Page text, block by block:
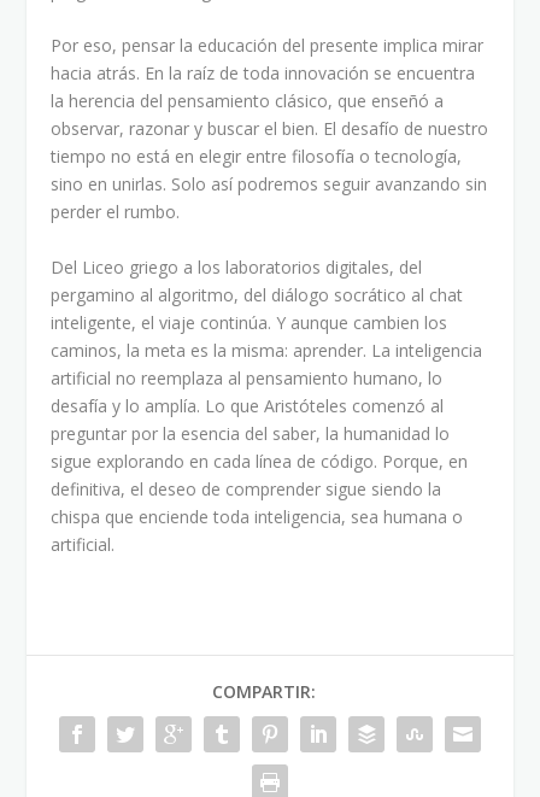
Por eso, pensar la educación del presente implica mirar
hacia atrás. En la raíz de toda innovación se encuentra
la herencia del pensamiento clásico, que enseñó a
observar, razonar y buscar el bien. El desafío de nuestro
tiempo no está en elegir entre filosofía o tecnología,
sino en unirlas. Solo así podremos seguir avanzando sin
perder el rumbo.
Del Liceo griego a los laboratorios digitales, del
pergamino al algoritmo, del diálogo socrático al chat
inteligente, el viaje continúa. Y aunque cambien los
caminos, la meta es la misma: aprender. La inteligencia
artificial no reemplaza al pensamiento humano, lo
desafía y lo amplía. Lo que Aristóteles comenzó al
preguntar por la esencia del saber, la humanidad lo
sigue explorando en cada línea de código. Porque, en
definitiva, el deseo de comprender sigue siendo la
chispa que enciende toda inteligencia, sea humana o
artificial.
COMPARTIR: